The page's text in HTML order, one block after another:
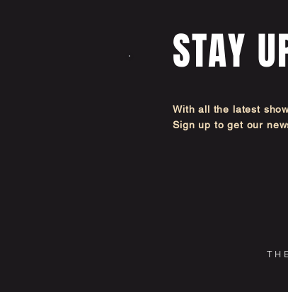
STAY
With all the latest
Sign up to get our